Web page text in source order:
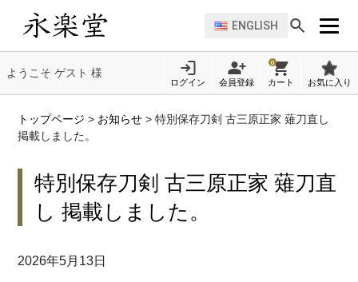
ENGLISH
ようこそ ゲスト 様
ログイン 会員登録
0
カート お気に入り
トップページ > お知らせ >特別保存刀剣 古三原正家 薙刀直し
掲載しました。
特別保存刀剣 古三原正家 薙刀直
し 掲載しました。
2026年5月13日